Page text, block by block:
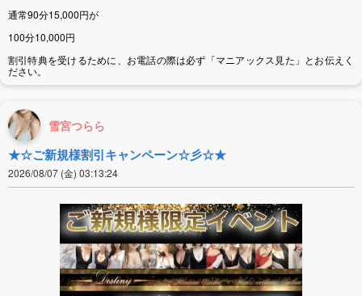
通常90分15,000円が
100分10,000円
割引特典を受けるために、お電話の際は必ず「マニアックス見た」とお伝えく
ださい。
雪宮つらら
★☆ご新規様割引キャンペーン☆彡☆★
2026/08/07 (金) 03:13:24